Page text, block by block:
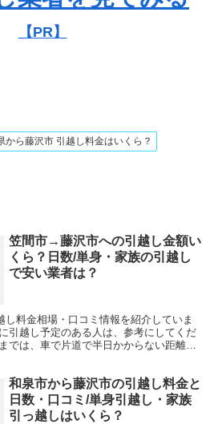
【PR】
から藤沢市 引越し料金はいくら？
笠間市→藤沢市への引越し金額い
くら？日数/単身・家族の引越し
で安い業者は？
し料金相場・口コミ情報を紹介していま
引越し予定のある人は、参考にしてくだ
では、車で片道で半日かからない距離に
和泉市から藤沢市の引越し料金と
日数・口コミ/単身引越し・家族
引っ越しはいくら？